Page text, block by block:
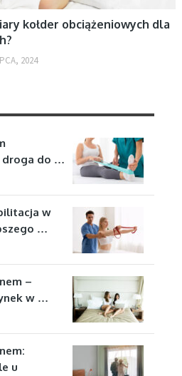
kołder obciążeniowych dla
2024
droga do …
w
…
–
w …
u